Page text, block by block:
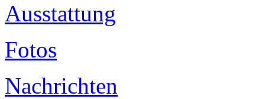
Ausstattung
Fotos
Nachrichten